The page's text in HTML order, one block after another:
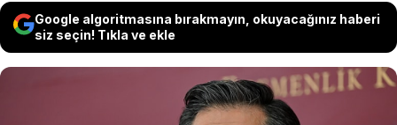
Google algoritmasına bırakmayın, okuyacağınız haberi
siz seçin! Tıkla ve ekle